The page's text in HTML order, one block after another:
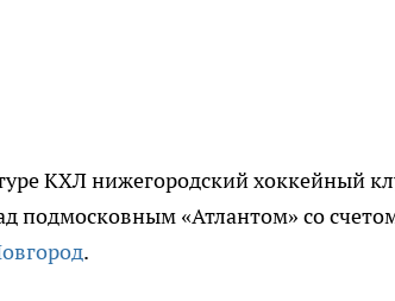
КХЛ нижегородский хоккейный
подмосковным «Атлантом» со
.